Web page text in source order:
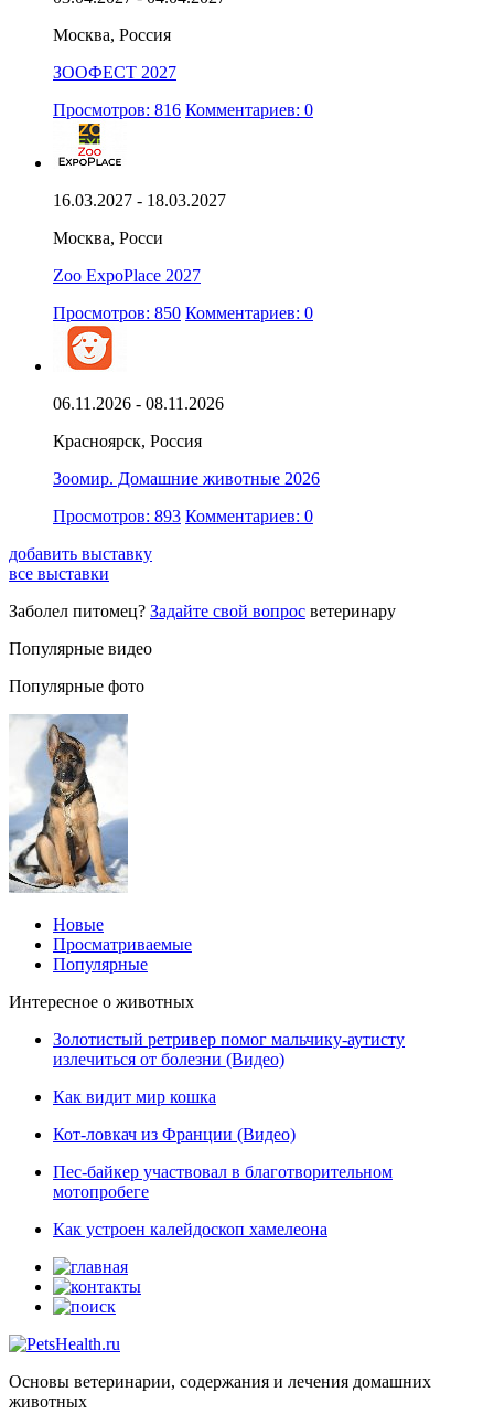
Москва, Россия
ЗООФЕСТ 2027
Просмотров: 816 Комментариев: 0
16.03.2027 - 18.03.2027
Москва, Росси
Zoo ExpoPlace 2027
Просмотров: 850 Комментариев: 0
06.11.2026 - 08.11.2026
Красноярск, Россия
Зоомир. Домашние животные 2026
Просмотров: 893 Комментариев: 0
добавить выставку
все выставки
Заболел питомец? Задайте свой вопрос ветеринару
Популярные видео
Популярные фото
Новые
Просматриваемые
Популярные
Интересное о животных
Золотистый ретривер помог мальчику-аутисту
излечиться от болезни (Видео)
Как видит мир кошка
Кот-ловкач из Франции (Видео)
Пес-байкер участвовал в благотворительном
мотопробеге
Как устроен калейдоскоп хамелеона
Основы ветеринарии, содержания и лечения домашних
животных